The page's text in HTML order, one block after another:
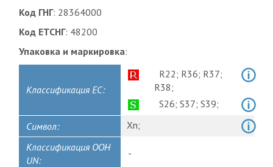
Код ГНГ: 28364000
Код ЕТСНГ: 48200
Упаковка и маркировка:
Классификация ЕС:
R22; R36; R37;
R38;
S26; S37; S39;
Символ:
Xn;
Классификация ООН
UN:
-